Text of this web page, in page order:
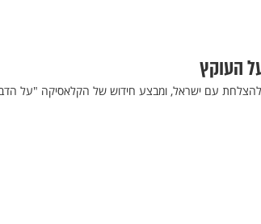
העוקץ
להצלחת עם ישראל, ומבצע חידוש של הקלאסיקה "על